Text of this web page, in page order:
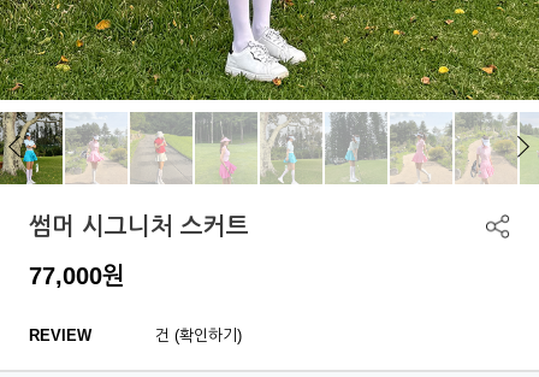
썸머 시그니처 스커트
77,000원
REVIEW 건 (확인하기)